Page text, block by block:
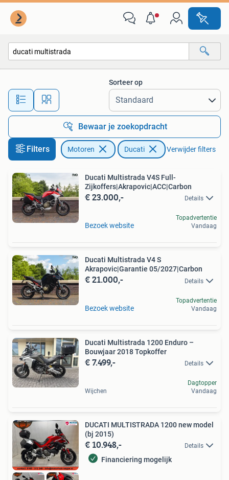
Alle afstanden…
Sorteer op
Bewaar je zoekopdracht
Filters Motoren Ducati Verwijder filters
Ducati Multistrada V4S Full-
Zijkoffers|Akrapovic|ACC|Carbon
€ 23.000,- Details
Bezoek website
Topadvertentie
Vandaag
Ducati Multistrada V4 S
Akrapovic|Garantie 05/2027|Carbon
€ 21.000,- Details
Bezoek website
Topadvertentie
Vandaag
Ducati Multistrada 1200 Enduro –
Bouwjaar 2018 Topkoffer
€ 7.499,- Details
Wijchen
Dagtopper
Vandaag
DUCATI MULTISTRADA 1200 new model
(bj 2015)
€ 10.948,- Details
Financiering mogelijk